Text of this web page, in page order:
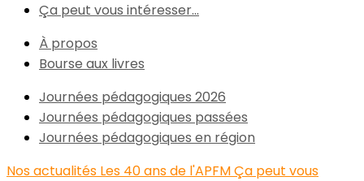
Ça peut vous intéresser...
À propos
Bourse aux livres
Journées pédagogiques 2026
Journées pédagogiques passées
Journées pédagogiques en région
Nos actualités Les 40 ans de l'APFMÇa peut vous